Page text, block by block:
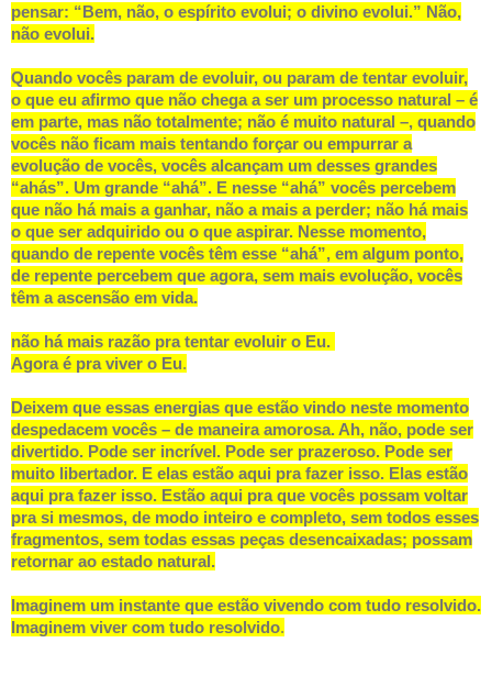
pensar: “Bem, não, o espírito evolui; o divino evolui.” Não,
não evolui.
Quando vocês param de evoluir, ou param de tentar evoluir,
o que eu afirmo que não chega a ser um processo natural – é
em parte, mas não totalmente; não é muito natural –, quando
vocês não ficam mais tentando forçar ou empurrar a
evolução de vocês, vocês alcançam um desses grandes
“ahás”. Um grande “ahá”. E nesse “ahá” vocês percebem
que não há mais a ganhar, não a mais a perder; não há mais
o que ser adquirido ou o que aspirar. Nesse momento,
quando de repente vocês têm esse “ahá”, em algum ponto,
de repente percebem que agora, sem mais evolução, vocês
têm a ascensão em vida.
não há mais razão pra tentar evoluir o Eu.
Agora é pra viver o Eu.
Deixem que essas energias que estão vindo neste momento
despedacem vocês – de maneira amorosa. Ah, não, pode ser
divertido. Pode ser incrível. Pode ser prazeroso. Pode ser
muito libertador. E elas estão aqui pra fazer isso. Elas estão
aqui pra fazer isso. Estão aqui pra que vocês possam voltar
pra si mesmos, de modo inteiro e completo, sem todos esses
fragmentos, sem todas essas peças desencaixadas; possam
retornar ao estado natural.
Imaginem um instante que estão vivendo com tudo resolvido.
Imaginem viver com tudo resolvido.